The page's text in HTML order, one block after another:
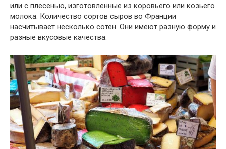
или с плесенью, изготовленные из коровьего или козьего
молока. Количество сортов сыров во Франции
насчитывает несколько сотен. Они имеют разную форму и
разные вкусовые качества.